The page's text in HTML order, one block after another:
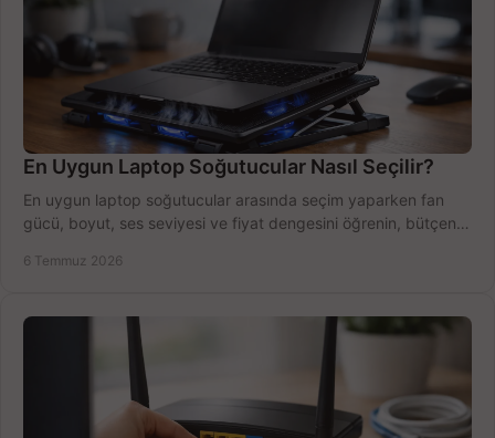
En Uygun Laptop Soğutucular Nasıl Seçilir?
En uygun laptop soğutucular arasında seçim yaparken fan
gücü, boyut, ses seviyesi ve fiyat dengesini öğrenin, bütçenizi
6 Temmuz 2026